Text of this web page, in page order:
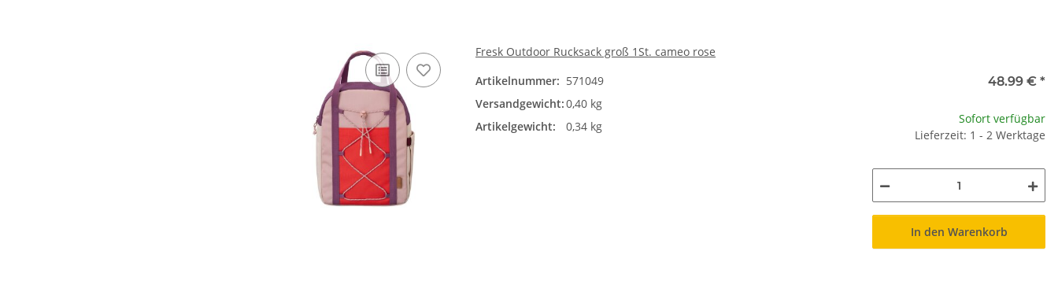
Fresk Outdoor Rucksack groß 1St. cameo rose
Artikelnummer: 571049
Versandgewicht:0,40 kg
Artikelgewicht:
0,34 kg
48.99 € *
Sofort verfügbar
Lieferzeit: 1 - 2 Werktage
In den Warenkorb